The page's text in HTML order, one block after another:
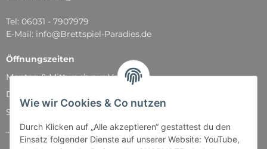
Wie wir Cookies & Co nutzen
Durch Klicken auf „Alle akzeptieren“ gestattest du den
Einsatz folgender Dienste auf unserer Website: YouTube,
Tel: 06031 - 7907979
E-Mail: info@Brettspiel-Paradies.de
Öffnungszeiten
Montag & Mittwoch nur Versand
Dienstag, Donnerstag und Freitag: 11:00 - 18:30 Uhr
Samstag: 11:00 - 14:00 Uhr
...und natürlich während unserer Events